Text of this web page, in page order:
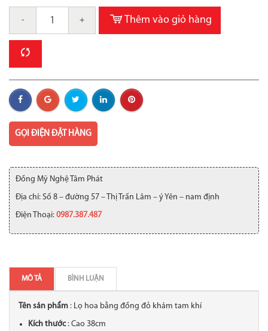
- + Thêm vào giỏ hàng
GỌI ĐIỆN ĐẶT HÀNG
Đồng Mỹ Nghệ Tâm Phát
Địa chỉ: Số 8 – đường 57 – Thị Trấn Lâm – ý Yên – nam định
Điện Thoại: 0987.387.487
MÔ TẢ BÌNH LUẬN
Tên sản phẩm : Lọ hoa bằng đồng đỏ khảm tam khí
Kích thước: Cao 38cm